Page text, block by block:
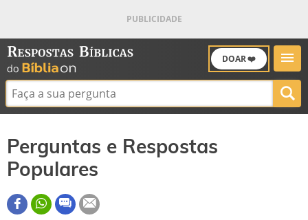
DOAR ❤️
Buscar:
Perguntas e Respostas
Populares